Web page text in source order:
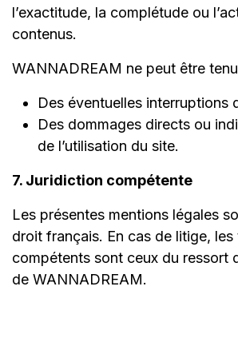
l’exactitude, la complétude ou
contenus.
WANNADREAM ne peut être
Des éventuelles interruptions
Des dommages directs ou
de l’utilisation du site.
7. Juridiction compétente
Les présentes mentions légales
droit français. En cas de litige, les
compétents sont ceux du ressort
de WANNADREAM.